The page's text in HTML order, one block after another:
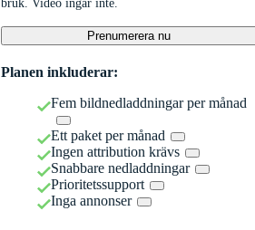
bruk. Video ingår inte.
Prenumerera nu
Planen inkluderar:
Fem bildnedladdningar per månad
Ett paket per månad
Ingen attribution krävs
Snabbare nedladdningar
Prioritetssupport
Inga annonser